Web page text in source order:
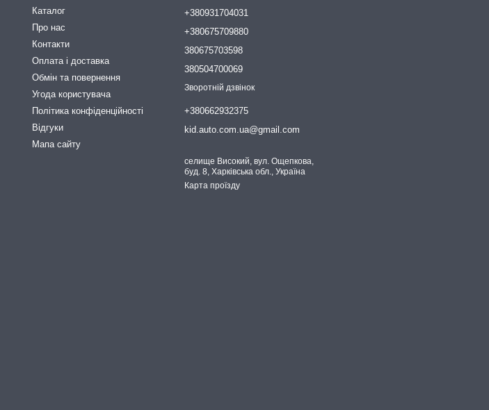
Каталог
Про нас
Контакти
Оплата і доставка
Обмін та повернення
Угода користувача
Політика конфіденційності
Відгуки
Мапа сайту
+380931704031
+380675709880
380675703598
380504700069
Зворотній дзвінок
+380662932375
kid.auto.com.ua@gmail.com
селище Високий, вул. Ощепкова,
буд. 8, Харківська обл., Україна
Карта проїзду